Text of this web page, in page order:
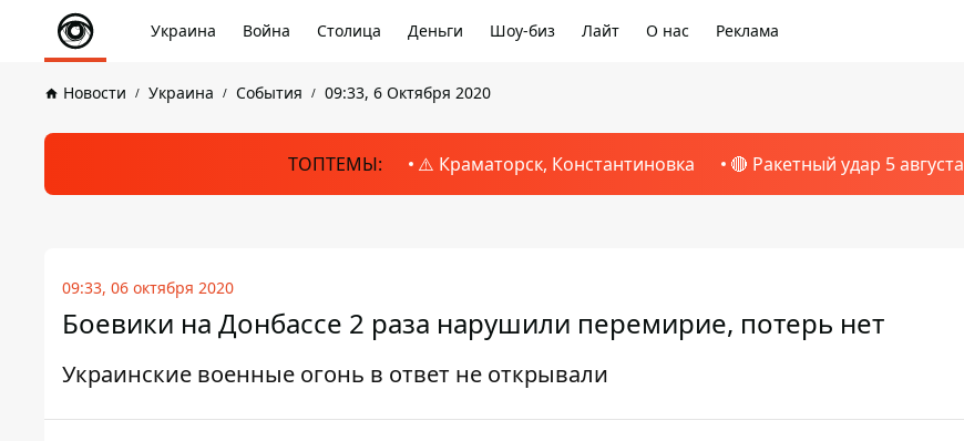
Украина Война Столица Деньги Шоу-биз Лайт О нас Реклама
Новости Украина События 09:33, 6 Октября 2020
ТОПТЕМЫ: ⚠️ Краматорск, Константиновка 🔴 Ракетный удар 5 августа
09:33, 06 октября 2020
Боевики на Донбассе 2 раза нарушили перемирие, потерь нет
Украинские военные огонь в ответ не открывали